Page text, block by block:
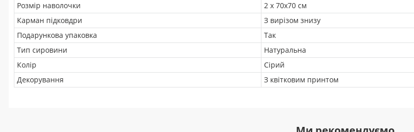
Розмір наволочки
2 х 70х70 см
Карман підковдри
З вирізом знизу
Подарункова упаковка
Так
Тип сировини
Натуральна
Колір
Сірий
Декорування
З квітковим принтом